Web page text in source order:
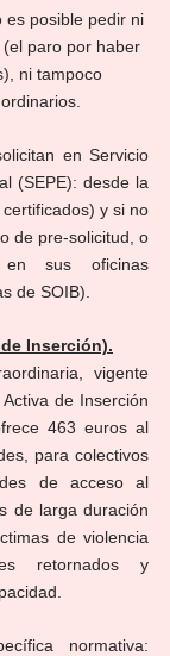
es posible pedir ni
paro por haber
ni tampoco
en Servicio
(SEPE): desde la
y si no
de pre-solicitud, o
sus oficinas
de SOIB).
Inserción).
vigente
de Inserción
463 euros al
para colectivos
de acceso al
de larga duración
de violencia
retornados y